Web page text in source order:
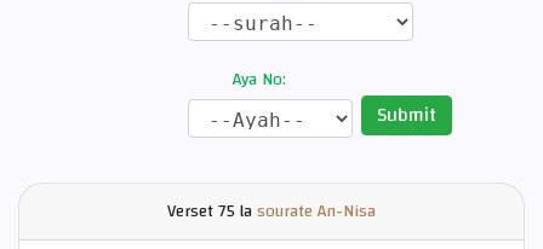
Aya No:
Submit
Verset75 lasourate An-Nisa